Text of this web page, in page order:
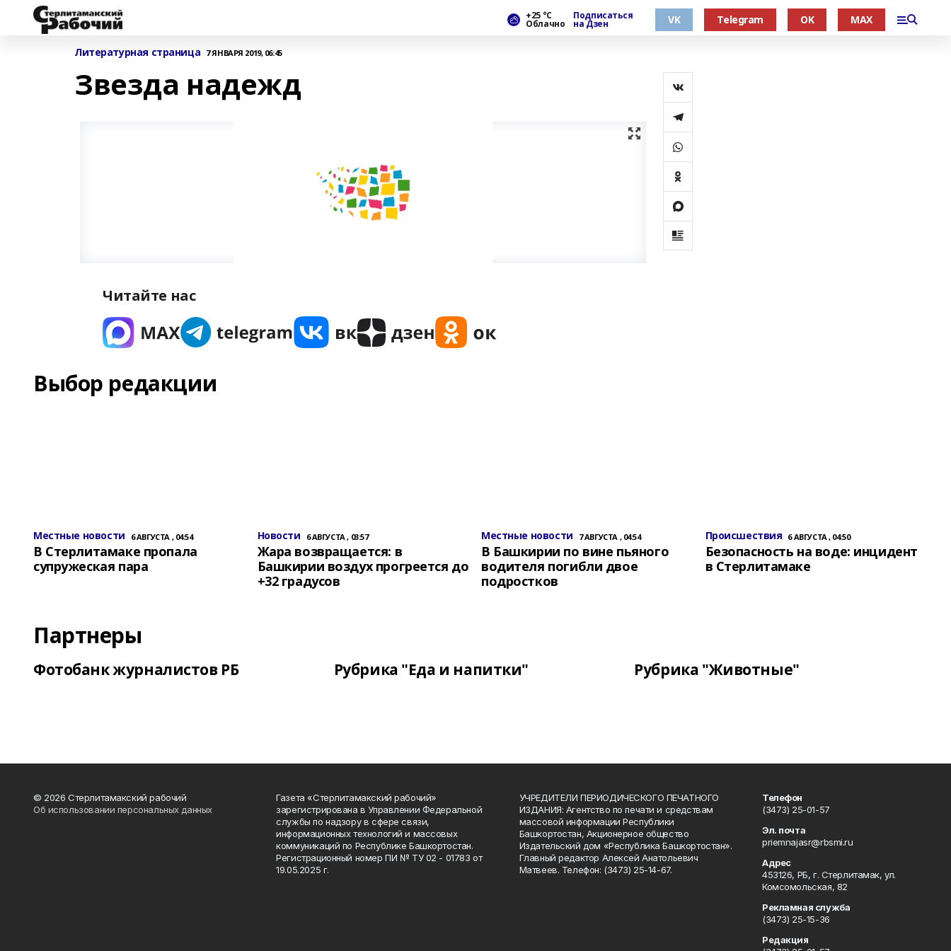
+25 °С
Облачно
Подписаться
на Дзен VK Telegram OK MAX
Литературная страница 7 ЯНВАРЯ 2019, 06:45
Звезда надежд
Читайте нас
Выбор редакции
Местные новости 6 АВГУСТА , 04:54
В Стерлитамаке пропала
супружеская пара
Новости 6 АВГУСТА , 03:57
Жара возвращается: в
Башкирии воздух прогреется до
+32 градусов
Местные новости 7 АВГУСТА , 04:54
В Башкирии по вине пьяного
водителя погибли двое
подростков
Происшествия 6 АВГУСТА , 04:50
Безопасность на воде: инцидент
в Стерлитамаке
Партнеры
Фотобанк журналистов РБ Рубрика "Еда и напитки" Рубрика "Животные"
© 2026 Стерлитамакский рабочий
Об использовании персональных данных
Газета «Стерлитамакский рабочий»
зарегистрирована в Управлении Федеральной
службы по надзору в сфере связи,
информационных технологий и массовых
коммуникаций по Республике Башкортостан.
Регистрационный номер ПИ № ТУ 02 - 01783 от
19.05.2025 г.
УЧРЕДИТЕЛИ ПЕРИОДИЧЕСКОГО ПЕЧАТНОГО
ИЗДАНИЯ: Агентство по печати и средствам
массовой информации Республики
Башкортостан, Акционерное общество
Издательский дом «Республика Башкортостан».
Главный редактор Алексей Анатольевич
Матвеев. Телефон: (3473) 25-14-67.
Телефон
(3473) 25-01-57
Эл. почта
priemnajasr@rbsmi.ru
Адрес
453126, РБ, г. Стерлитамак, ул.
Комсомольская, 82
Рекламная служба
(3473) 25-15-36
Редакция